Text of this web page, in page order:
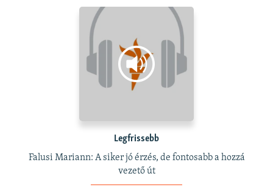
Legfrissebb
Falusi Mariann: A siker jó érzés, de fontosabb a hozzá
vezető út